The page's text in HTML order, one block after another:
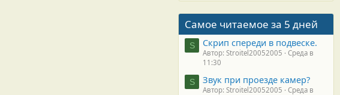
Самое читаемое за 5 дней
S Скрип спереди в подвеске.
Автор: Stroitel20052005
Среда в
11:30
S Звук при проезде камер?
Автор: Stroitel20052005
Среда в